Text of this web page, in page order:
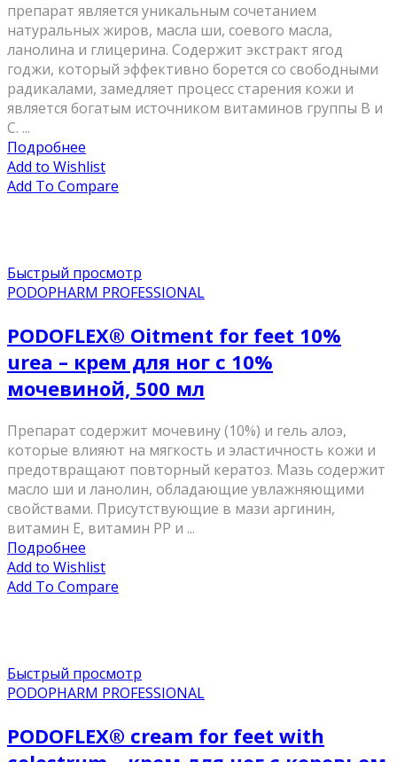
препарат является уникальным сочетанием
натуральных жиров, масла ши, соевого масла,
ланолина и глицерина. Содержит экстракт ягод
годжи, который эффективно борется со свободными
радикалами, замедляет процесс старения кожи и
является богатым источником витаминов группы В и
С. ...
Подробнее
Add to Wishlist
Add To Compare
Быстрый просмотр
PODOPHARM PROFESSIONAL
PODOFLEX® Oitment for feet 10%
urea – крем для ног с 10%
мочевиной, 500 мл
Препарат содержит мочевину (10%) и гель алоэ,
которые влияют на мягкость и эластичность кожи и
предотвращают повторный кератоз. Мазь содержит
масло ши и ланолин, обладающие увлажняющими
свойствами. Присутствующие в мази аргинин,
витамин Е, витамин PP и ...
Подробнее
Add to Wishlist
Add To Compare
Быстрый просмотр
PODOPHARM PROFESSIONAL
PODOFLEX® сream for feet with